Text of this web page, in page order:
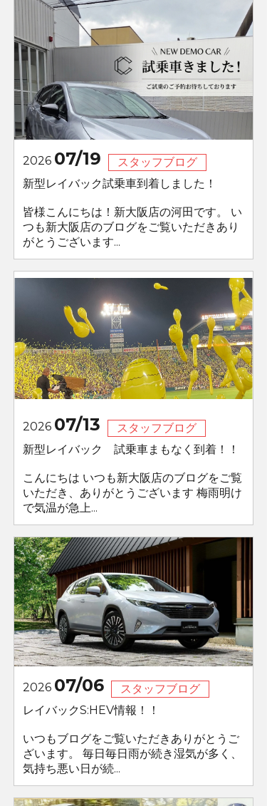
2026 07/19
スタッフブログ
新型レイバック試乗車到着しました！
皆様こんにちは！新大阪店の河田です。 い
つも新大阪店のブログをご覧いただきあり
がとうございます...
2026 07/13
スタッフブログ
新型レイバック 試乗車まもなく到着！！
こんにちは いつも新大阪店のブログをご覧
いただき、ありがとうございます 梅雨明け
で気温が急上...
2026 07/06
スタッフブログ
レイバックS:HEV情報！！
いつもブログをご覧いただきありがとうご
ざいます。 毎日毎日雨が続き湿気が多く、
気持ち悪い日が続...